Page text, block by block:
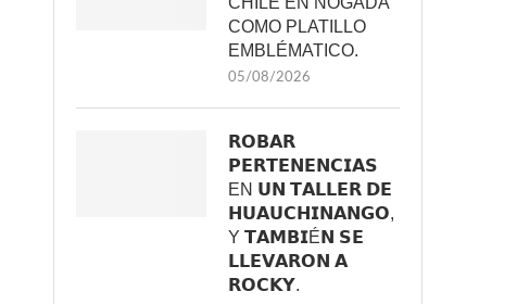
COMO PLATILLO
EMBLÉMATICO.
05/08/2026
𝗥𝗢𝗕𝗔𝗥
𝗣𝗘𝗥𝗧𝗘𝗡𝗘𝗡𝗖𝗜𝗔𝗦
EN 𝗨𝗡 𝗧𝗔𝗟𝗟𝗘𝗥 𝗗𝗘
𝗛𝗨𝗔𝗨𝗖𝗛𝗜𝗡𝗔𝗡𝗚𝗢,
Y 𝗧𝗔𝗠𝗕𝗜É𝗡 𝗦𝗘
𝗟𝗟𝗘𝗩𝗔𝗥𝗢𝗡 𝗔
𝗥𝗢𝗖𝗞𝗬.